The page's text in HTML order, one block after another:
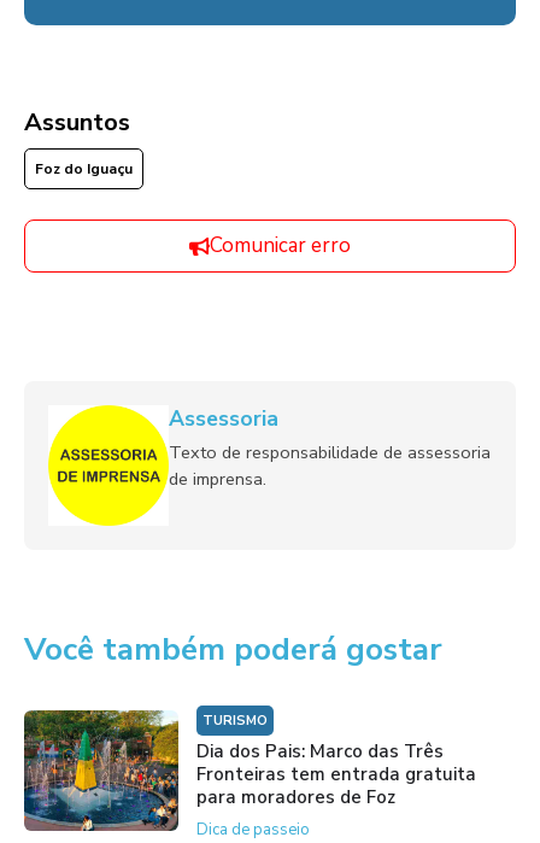
Assuntos
Foz do Iguaçu
Comunicar erro
Assessoria
Texto de responsabilidade de assessoria
de imprensa.
Você também poderá gostar
TURISMO
Dia dos Pais: Marco das Três
Fronteiras tem entrada gratuita
para moradores de Foz
Dica de passeio